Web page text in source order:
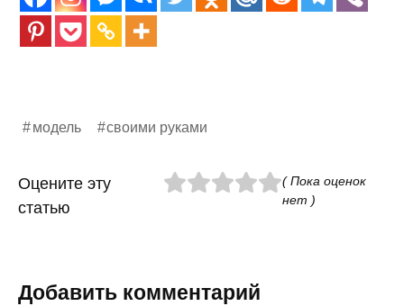
модель своими руками
Оцените эту
статью
( Пока оценок
нет )
Добавить комментарий